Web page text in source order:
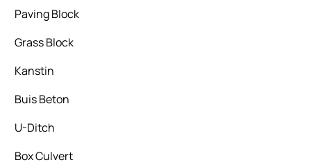
Paving Block
Grass Block
Kanstin
Buis Beton
U-Ditch
Box Culvert